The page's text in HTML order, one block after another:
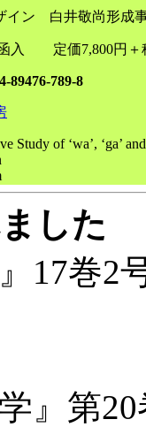
イン 白井敬尚形成
入 定価7,800円＋
89476-789-8
Study of ‘wa’, ‘ga’
した
17巻2
』第